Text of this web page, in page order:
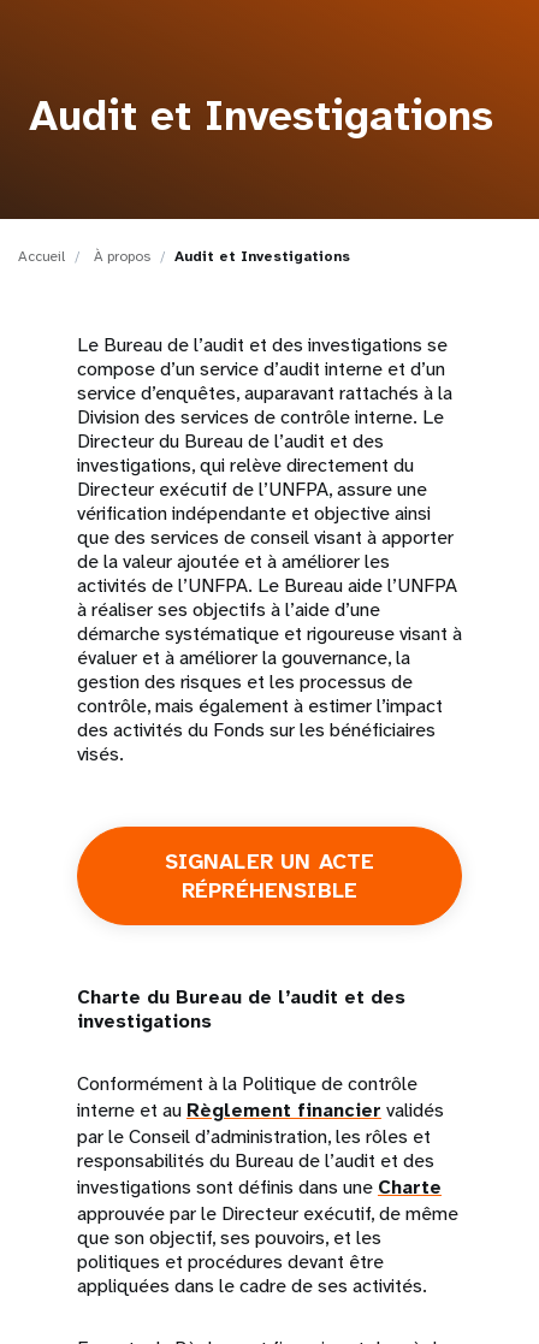
Audit et Investigations
Accueil À propos Audit et Investigations
Le Bureau de l’audit et des investigations se
compose d’un service d’audit interne et d’un
service d’enquêtes, auparavant rattachés à la
Division des services de contrôle interne. Le
Directeur du Bureau de l’audit et des
investigations, qui relève directement du
Directeur exécutif de l’UNFPA, assure une
vérification indépendante et objective ainsi
que des services de conseil visant à apporter
de la valeur ajoutée et à améliorer les
activités de l’UNFPA. Le Bureau aide l’UNFPA
à réaliser ses objectifs à l’aide d’une
démarche systématique et rigoureuse visant à
évaluer et à améliorer la gouvernance, la
gestion des risques et les processus de
contrôle, mais également à estimer l’impact
des activités du Fonds sur les bénéficiaires
visés.
SIGNALER UN ACTE
RÉPRÉHENSIBLE
Charte du Bureau de l’audit et des
investigations
Conformément à la Politique de contrôle
interne et au Règlement financier validés
par le Conseil d’administration, les rôles et
responsabilités du Bureau de l’audit et des
investigations sont définis dans une Charte
approuvée par le Directeur exécutif, de même
que son objectif, ses pouvoirs, et les
politiques et procédures devant être
appliquées dans le cadre de ses activités.